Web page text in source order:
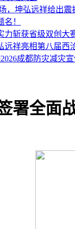
，坤弘远祥给出震
！
力斩获省级双创大
远祥亮相第八届西
成都防灾减灾
署全面